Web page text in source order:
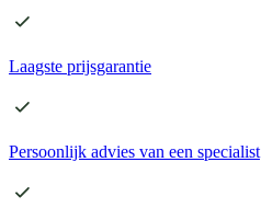
Laagste prijsgarantie
Persoonlijk advies van een specialist